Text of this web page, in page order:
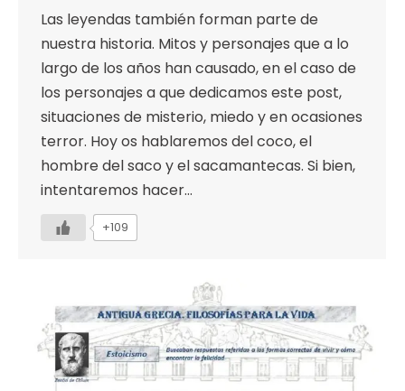
Las leyendas también forman parte de
nuestra historia. Mitos y personajes que a lo
largo de los años han causado, en el caso de
los personajes a que dedicamos este post,
situaciones de misterio, miedo y en ocasiones
terror. Hoy os hablaremos del coco, el
hombre del saco y el sacamantecas. Si bien,
intentaremos hacer…
+109